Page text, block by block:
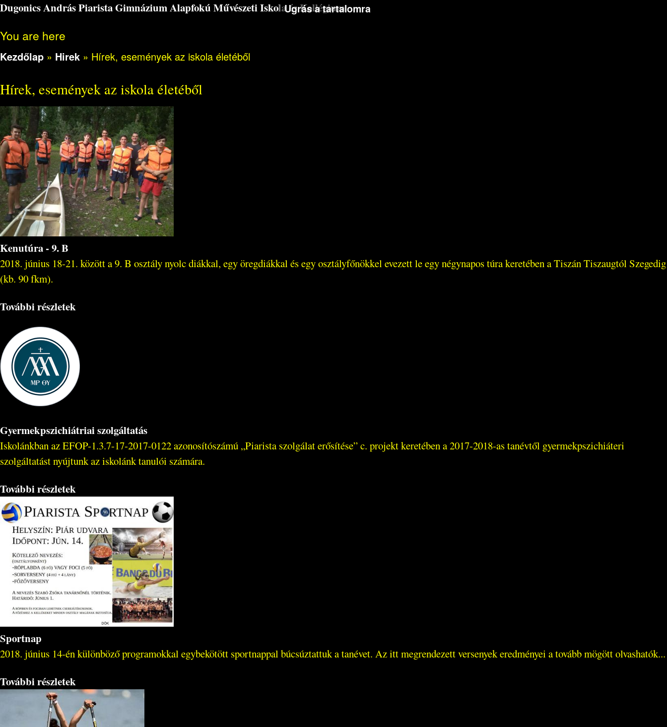
Ugrás a tartalomra
Dugonics András Piarista Gimnázium Alapfokú Művészeti Iskola és Kollégium
You are here
Kezdőlap » Hirek » Hírek, események az iskola életéből
Hírek, események az iskola életéből
Kenutúra - 9. B
2018. június 18-21. között a 9. B osztály nyolc diákkal, egy öregdiákkal és egy osztályfőnökkel evezett le egy négynapos túra keretében a Tiszán Tiszaugtól Szegedig
(kb. 90 fkm).
További részletek
Gyermekpszichiátriai szolgáltatás
Iskolánkban az EFOP-1.3.7-17-2017-0122 azonosítószámú „Piarista szolgálat erősítése” c. projekt keretében a 2017-2018-as tanévtől gyermekpszichiáteri
szolgáltatást nyújtunk az iskolánk tanulói számára.
További részletek
Sportnap
2018. június 14-én különböző programokkal egybekötött sportnappal búcsúztattuk a tanévet. Az itt megrendezett versenyek eredményei a tovább mögött olvashatók...
További részletek